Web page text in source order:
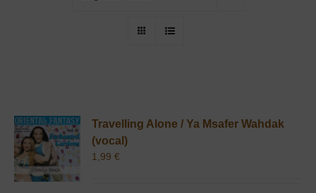
Travelling Alone / Ya Msafer Wahdak
(vocal)
1,99€